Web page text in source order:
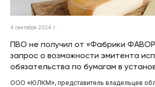
4 сентября 2024 г.
ПВО не получил от «Фабрики
запрос о возможности эмитента
обязательства по бумагам в
ООО «ЮЛКМ», представитель владельцев